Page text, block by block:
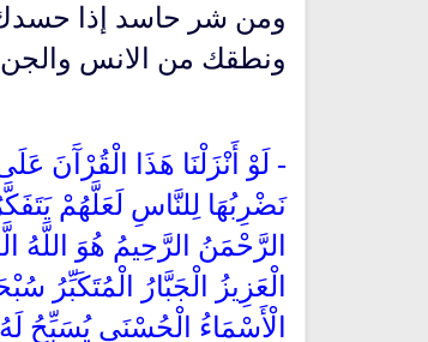
ومن شر حاسد إذا
ونطقك من الانس والجن ,
- لَوْ أَنْزَلْنَا هَذَا الْقُرْآَنَ
نَضْرِبُهَا لِلنَّاسِ لَعَلَّهُمْ
الرَّحْمَنُ الرَّحِيمُ هُوَ اللَّهُ
الْعَزِيزُ الْجَبَّارُ الْمُتَكَبِّرُ
الْأَسْمَاءُ الْحُسْنَى يُسَبِّحُ